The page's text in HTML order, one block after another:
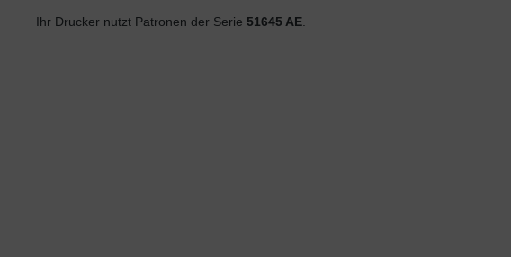
Ihr Drucker nutzt Patronen der Serie 51645 AE